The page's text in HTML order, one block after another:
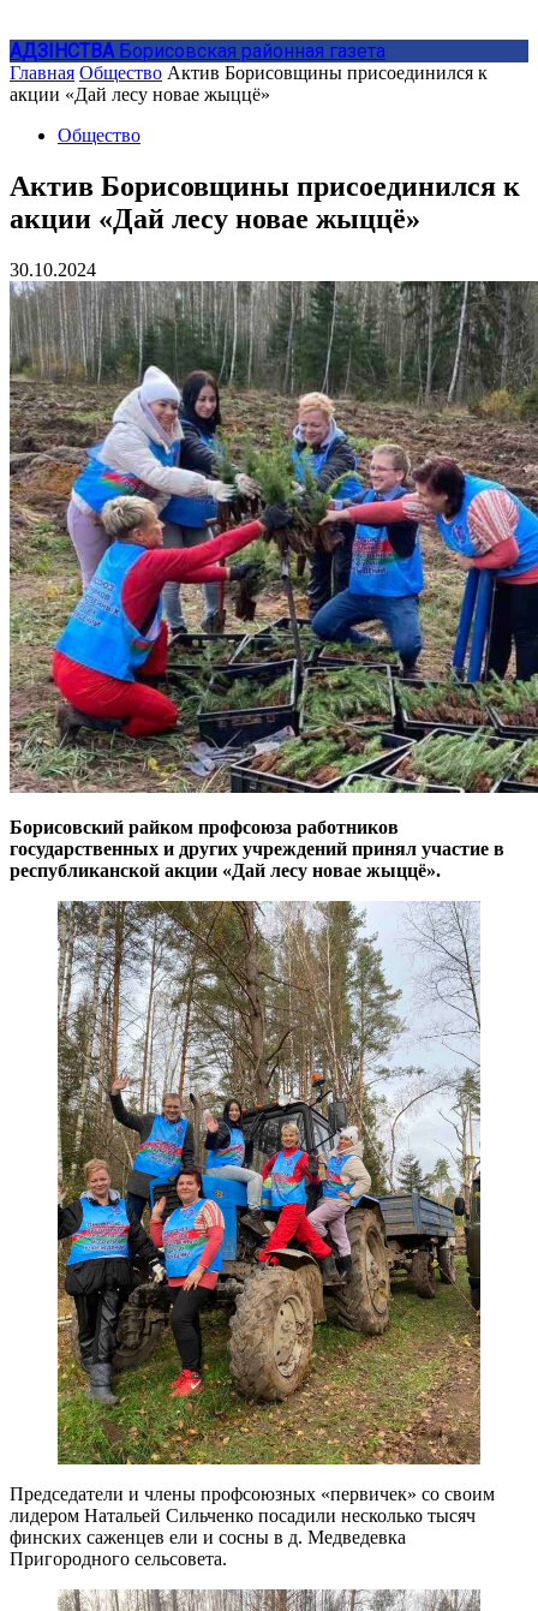
АДЗIНСТВА Борисовская районная газета
Главная Общество Актив Борисовщины присоединился к
акции «Дай лесу новае жыццё»
Общество
Актив Борисовщины присоединился к
акции «Дай лесу новае жыццё»
30.10.2024
Борисовский райком профсоюза работников
государственных и других учреждений принял участие в
республиканской акции «Дай лесу новае жыццё».
Председатели и члены профсоюзных «первичек» со своим
лидером Натальей Сильченко посадили несколько тысяч
финских саженцев ели и сосны в д. Медведевка
Пригородного сельсовета.